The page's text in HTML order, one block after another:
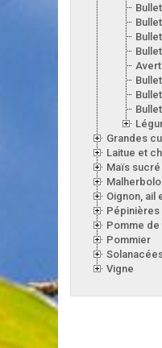
Grandes
Laitue et
Maïs sucré
Oignon, ail
Pomme
Pommier
Vigne